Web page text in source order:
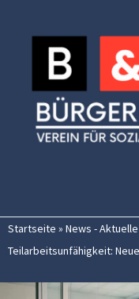
Inhalt
springen
Startseite » News -
Teilarbeitsunfähigkeit: